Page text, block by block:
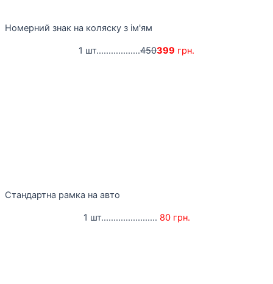
Номерний знак на коляску з ім'ям
1 шт..................450399 грн.
Стандартна рамка на авто
1 шт....................... 80 грн.